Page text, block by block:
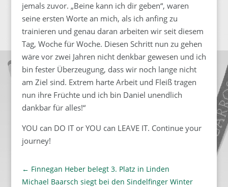
jemals zuvor. „Beine kann ich dir geben“, waren
seine ersten Worte an mich, als ich anfing zu
trainieren und genau daran arbeiten wir seit diesem
Tag, Woche für Woche. Diesen Schritt nun zu gehen
wäre vor zwei Jahren nicht denkbar gewesen und ich
bin fester Überzeugung, dass wir noch lange nicht
am Ziel sind. Extrem harte Arbeit und Fleiß tragen
nun ihre Früchte und ich bin Daniel unendlich
dankbar für alles!“
YOU can DO IT or YOU can LEAVE IT. Continue your
journey!
← Finnegan Heber belegt 3. Platz in Linden
Michael Baarsch siegt bei den Sindelfinger Winter